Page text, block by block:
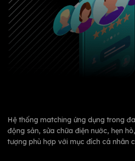
Hệ thống matching ứng dụng trong
động sản, sửa chữa điện nước, hẹn
tượng phù hợp với mục đích cá nhân